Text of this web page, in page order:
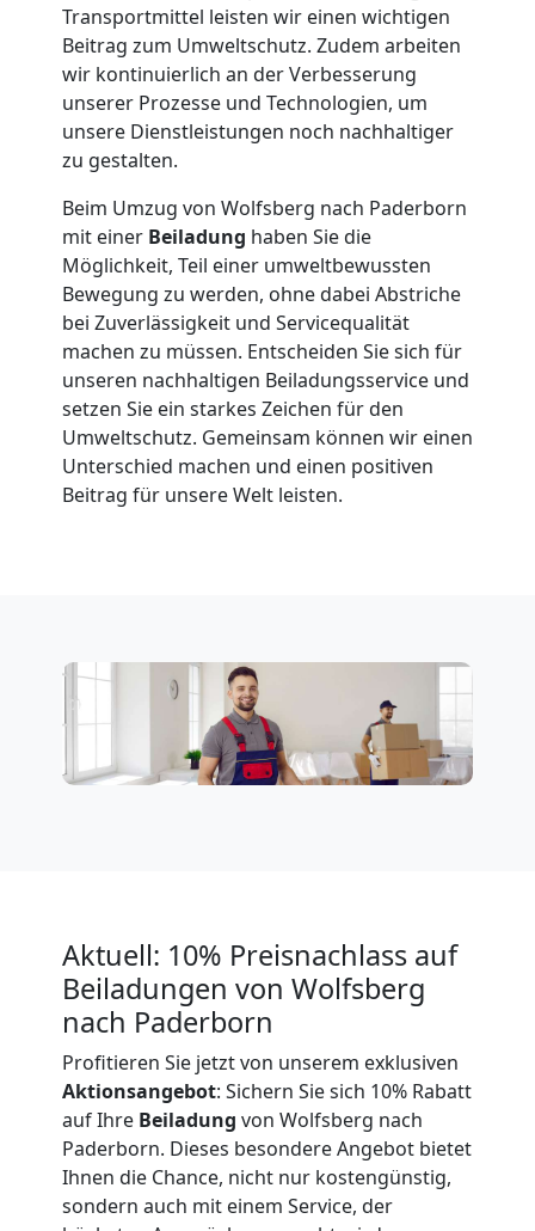
Transportmittel leisten wir einen wichtigen
Beitrag zum Umweltschutz. Zudem arbeiten
wir kontinuierlich an der Verbesserung
unserer Prozesse und Technologien, um
unsere Dienstleistungen noch nachhaltiger
zu gestalten.
Beim Umzug von Wolfsberg nach Paderborn
mit einer Beiladung haben Sie die
Möglichkeit, Teil einer umweltbewussten
Bewegung zu werden, ohne dabei Abstriche
bei Zuverlässigkeit und Servicequalität
machen zu müssen. Entscheiden Sie sich für
unseren nachhaltigen Beiladungsservice und
setzen Sie ein starkes Zeichen für den
Umweltschutz. Gemeinsam können wir einen
Unterschied machen und einen positiven
Beitrag für unsere Welt leisten.
Aktuell: 10% Preisnachlass auf
Beiladungen von Wolfsberg
nach Paderborn
Profitieren Sie jetzt von unserem exklusiven
Aktionsangebot: Sichern Sie sich 10% Rabatt
auf Ihre Beiladung von Wolfsberg nach
Paderborn. Dieses besondere Angebot bietet
Ihnen die Chance, nicht nur kostengünstig,
sondern auch mit einem Service, der
für
Senioren
Wolfsberg
Fernumzug
Wolfsberg
Firmenumzug
Wolfsberg
Expressumzug
Wolfsberg
Kleiner
Umzug
Wolfsberg